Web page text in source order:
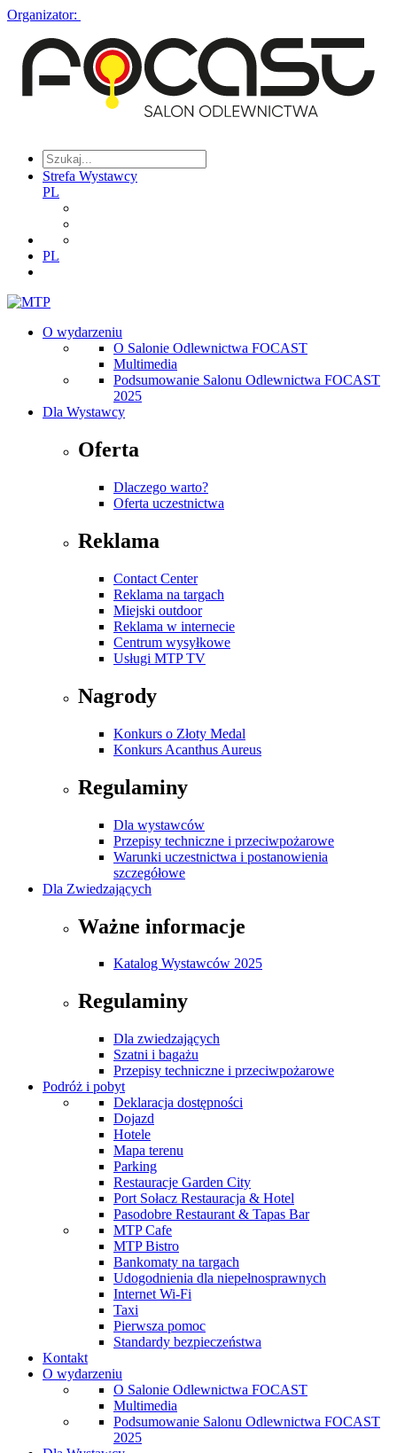
Organizator:
Strefa Wystawcy
PL
PL
O wydarzeniu
O Salonie Odlewnictwa FOCAST
Multimedia
Podsumowanie Salonu Odlewnictwa FOCAST
2025
Dla Wystawcy
Oferta
Dlaczego warto?
Oferta uczestnictwa
Reklama
Contact Center
Reklama na targach
Miejski outdoor
Reklama w internecie
Centrum wysyłkowe
Usługi MTP TV
Nagrody
Konkurs o Złoty Medal
Konkurs Acanthus Aureus
Regulaminy
Dla wystawców
Przepisy techniczne i przeciwpożarowe
Warunki uczestnictwa i postanowienia
szczegółowe
Dla Zwiedzających
Ważne informacje
Katalog Wystawców 2025
Regulaminy
Dla zwiedzających
Szatni i bagażu
Przepisy techniczne i przeciwpożarowe
Podróż i pobyt
Deklaracja dostępności
Dojazd
Hotele
Mapa terenu
Parking
Restauracje Garden City
Port Sołacz Restauracja & Hotel
Pasodobre Restaurant & Tapas Bar
MTP Cafe
MTP Bistro
Bankomaty na targach
Udogodnienia dla niepełnosprawnych
Internet Wi-Fi
Taxi
Pierwsza pomoc
Standardy bezpieczeństwa
Kontakt
O wydarzeniu
O Salonie Odlewnictwa FOCAST
Multimedia
Podsumowanie Salonu Odlewnictwa FOCAST
2025